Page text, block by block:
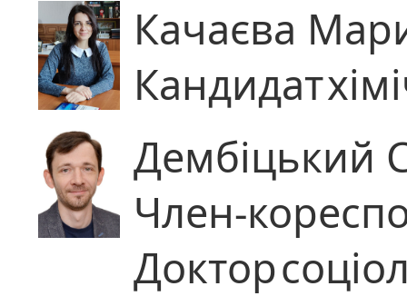
Качаєва
Кандидат
Дембіцький
Член-
Доктор